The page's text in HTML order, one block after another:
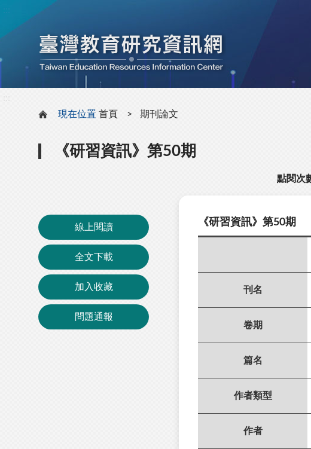
現在位置 首頁 期刊論文
《研習資訊》第50期
點閱次
線上閱讀
全文下載
加入收藏
問題通報
《研習資訊》第50期
刊名
卷期
篇名
作者類型
作者